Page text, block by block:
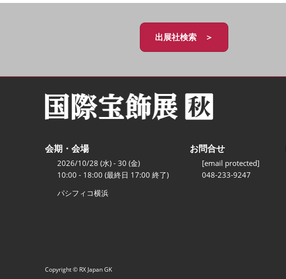
出展社検索 ＞
会期・会場
2026/10/28 (水) - 30 (金)
10:00 - 18:00 (最終日 17:00 終了)
パシフィコ横浜
お問合せ
[email protected]
048-233-9247
Copyright © RX Japan GK